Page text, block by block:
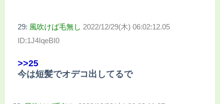
29: 風吹けば毛無し 2022/12/29(木) 06:02:12.05
ID:1J4IqeBI0
>>25
今は短髪でオデコ出してるで